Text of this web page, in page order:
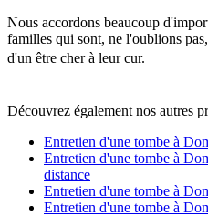
Nous accordons beaucoup
familles qui sont, ne l'oublions
d'un être cher à leur cur.
Découvrez également nos autres
Entretien d'une tombe à
Entretien d'une tombe à
distance
Entretien d'une tombe à
Entretien d'une tombe à